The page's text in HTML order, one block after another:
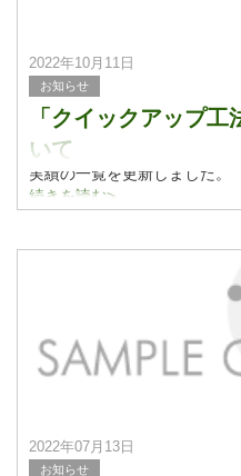
2022年10月11日
お知らせ
「クイックアップ
いて
実績の一覧を更新しました。
実績紹介についてはこちらを
続きを読む>
2022年07月13日
お知らせ